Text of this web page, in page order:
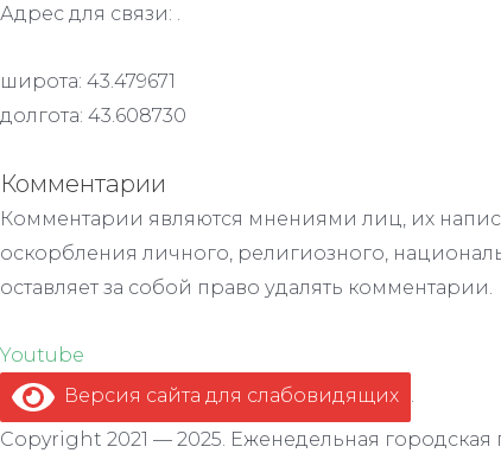
Адрес для связи: .
широта: 43.479671
долгота: 43.608730
Комментарии
Комментарии являются мнениями лиц, их
оскорбления личного, религиозного,
оставляет за собой право удалять комментарии.
Youtube
Версия сайта для слабовидящих .
Copyright 2021 — 2025. Еженедельная городская